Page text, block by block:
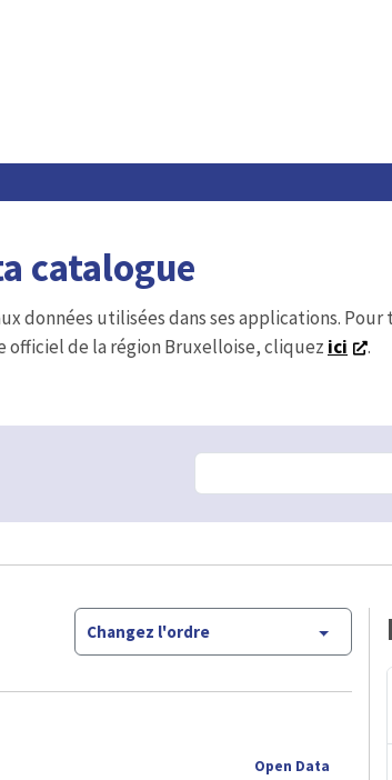
catalogue
données utilisées dans ses applications.
officiel de la région Bruxelloise, cliquez ici .
Changez l'ordre
Open Data